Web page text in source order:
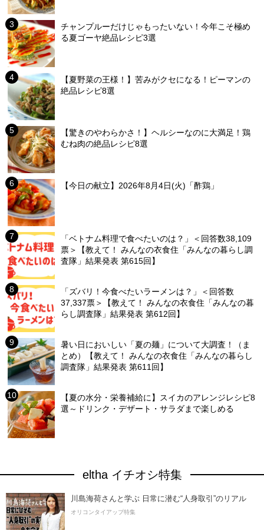
チャンプルーだけじゃもったいない！今年こそ極め
る夏ゴーヤ絶品レシピ3選
【夏野菜の王様！】苦みがクセになる！ピーマンの
絶品レシピ8選
【驚きのやわらかさ！】ヘルシーなのに大満足！鶏
むね肉の絶品レシピ8選
【今日の献立】2026年8月4日(火)「酢鶏」
「ベトナム料理で食べたいのは？」＜回答数38,109
票＞【教えて！ みんなの衣食住「みんなの暮らし調
査隊」結果発表 第615回】
「ズバリ！今食べたいラーメンは？」＜回答数
37,337票＞【教えて！ みんなの衣食住「みんなの暮
らし調査隊」結果発表 第612回】
暑い日においしい「夏の麺」について大調査！（ま
とめ）【教えて！ みんなの衣食住「みんなの暮らし
調査隊」結果発表 第611回】
【夏の水分・栄養補給に】スイカのアレンジレシピ8
選～ドリンク・デザート・サラダまで楽しめる
eltha イチオシ特集
川島海荷さんと学ぶ 日常に潜む“人身取引”のリアル
オリコンタイアップ特集